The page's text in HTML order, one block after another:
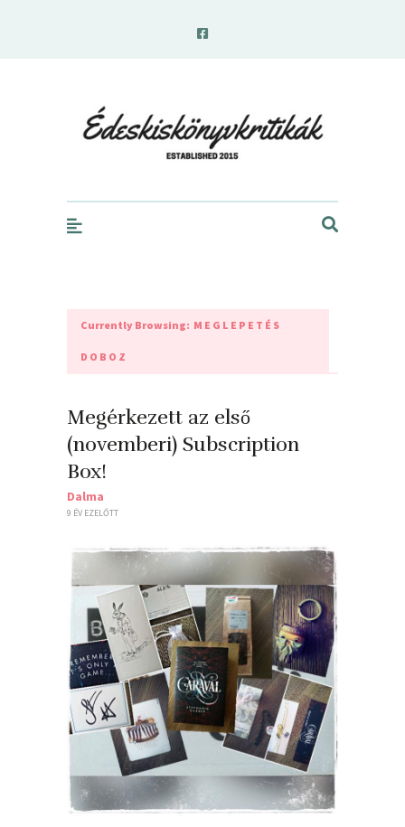
Currently Browsing: MEGLEPETÉS
DOBOZ
Megérkezett az első
(novemberi) Subscription
Box!
Dalma
9 ÉV EZELŐTT